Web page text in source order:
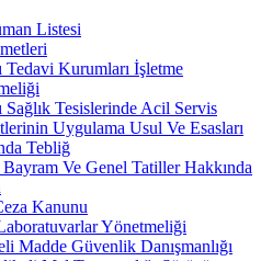
Listesi
Tedavi Kurumları İşletme
Sağlık Tesislerinde Acil Servis
Uygulama Usul Ve Esasları
Tebliğ
Ve Genel Tatiller Hakkında
Kanunu
Yönetmeliği
Madde Güvenlik Danışmanlığı